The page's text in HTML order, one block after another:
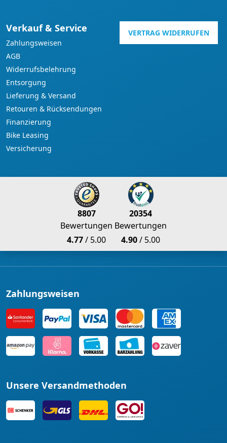
Verkauf & Service
Zahlungsweisen
AGB
Widerrufsbelehrung
Entsorgung
Lieferung & Versand
Retouren & Rücksendungen
Finanzierung
Bike Leasing
Versicherung
VERTRAG WIDERRUFEN
8807
Bewertungen
4.77/ 5.00
20354
Bewertungen
4.90/ 5.00
Zahlungsweisen
Unsere Versandmethoden